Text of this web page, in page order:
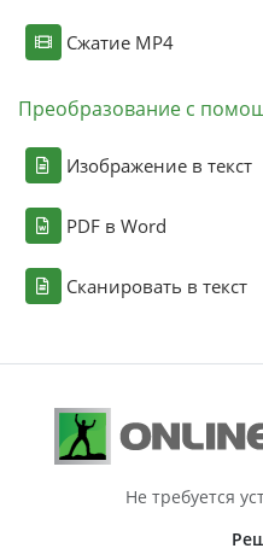
Сжатие MP4
Преобразование с
Изображение в текст
PDF в Word
Сканировать в текст
Не требуется